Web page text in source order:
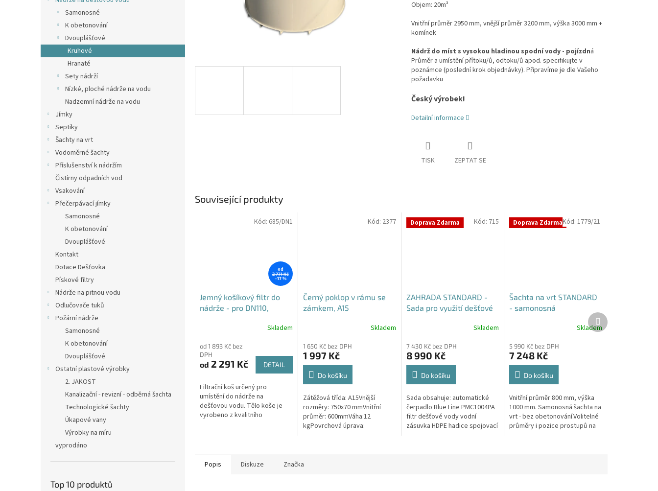
Samonosné
K obetonování
Dvouplášťové
Kruhové
Hranaté
Sety nádrží
Nízké, ploché nádrže na vodu
Nadzemní nádrže na vodu
Jímky
Septiky
Šachty na vrt
Vodoměrné šachty
Příslušenství k nádržím
Čistírny odpadních vod
Vsakování
Přečerpávací jímky
Samonosné
K obetonování
Dvouplášťové
Kontakt
Dotace Dešťovka
Pískové filtry
Nádrže na pitnou vodu
Odlučovače tuků
Požární nádrže
Samonosné
K obetonování
Dvouplášťové
Ostatní plastové výrobky
2. JAKOST
Kanalizační - revizní - odběrná šachta
Technologické šachty
Úkapové vany
Výrobky na míru
vyprodáno
Top 10 produktů
Objem: 20m³
Vnitřní průměr 2950 mm, vnější průměr 3200 mm, výška 3000 mm +
komínek
Nádrž do míst s vysokou hladinou spodní vody - pojízdná
Průměr a umístění přítoku/ů, odtoku/ů apod. specifikujte v
poznámce (poslední krok objednávky). Připravíme je dle Vašeho
požadavku
Český výrobek!
Detailní informace
TISK ZEPTAT SE
Související produkty
od
2 771 Kč
–17 %
Jemný košíkový filtr do
nádrže - pro DN110,
produktu
je
4,6
5
hvězdiček.
Skladem
od 1 893 Kč bez
DPH
od 2 291 Kč DETAIL
Filtrační koš určený pro
umístění do nádrže na
dešťovou vodu. Tělo koše je
vyrobeno z kvalitního
Kód: 685/DN1
Černý poklop v rámu se
zámkem, A15
produktu
je
4,5
5
hvězdiček.
Skladem
1 650 Kč bez DPH
1 997 Kč
Do košíku
Zátěžová třída: A15Vnější
rozměry: 750x70 mmVnitřní
průměr: 600mmVáha:12
kgPovrchová úprava:
Kód: 2377 Doprava Zdarma
ZAHRADA STANDARD -
Sada pro využití dešťové
Skladem
7 430 Kč bez DPH
8 990 Kč
Do košíku
Sada obsahuje: automatické
čerpadlo Blue Line PMC1004PA
filtr dešťové vody vodní
zásuvka HDPE hadice spojovací
Kód: 715 Doprava Zdarma
Šachta na vrt STANDARD
- samonosná
produktu
je
4,3
5
hvězdiček.
Skladem
5 990 Kč bez DPH
7 248 Kč
Do košíku
Vnitřní průměr 800 mm, výška
1000 mm. Samonosná šachta na
vrt - bez obetonování.Volitelné
průměry i pozice prostupů na
Kód: 1779/21-
Další
produkt
Popis Diskuze Značka